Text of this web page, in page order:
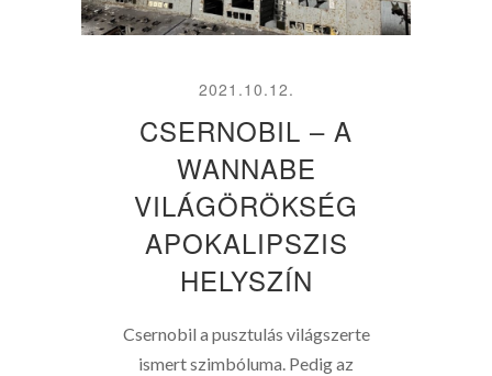
2021.10.12.
CSERNOBIL – A
WANNABE
VILÁGÖRÖKSÉG
APOKALIPSZIS
HELYSZÍN
Csernobil a pusztulás világszerte
ismert szimbóluma. Pedig az